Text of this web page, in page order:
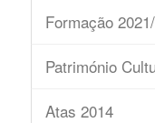
Formação
Património
Atas 2014